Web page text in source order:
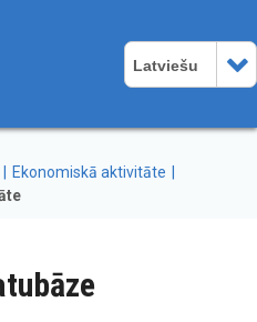
Latviešu
Ekonomiskā aktivitāte